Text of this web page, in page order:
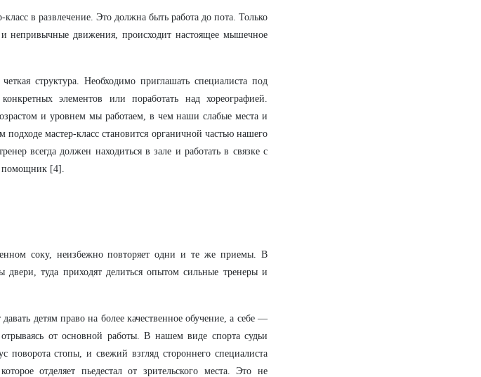
в развлечение. Это должна быть работа до пота. Только
и непривычные движения, происходит настоящее мышечное
структура. Необходимо приглашать специалиста под
элементов или поработать над хореографией.
и уровнем мы работаем, в чем наши слабые места и
подходе мастер-класс становится органичной частью нашего
всегда должен находиться в зале и работать в связке с
помощник [4].
соку, неизбежно повторяет одни и те же приемы. В
двери, туда приходят делиться опытом сильные тренеры и
детям право на более качественное обучение, а себе —
от основной работы. В нашем виде спорта судьи
поворота стопы, и свежий взгляд стороннего специалиста
отделяет пьедестал от зрительского места. Это не